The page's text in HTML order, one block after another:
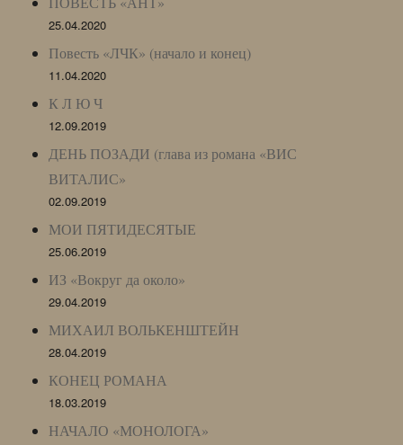
25.04.2020
Повесть «ЛЧК» (начало и конец)
11.04.2020
К Л Ю Ч
12.09.2019
ДЕНЬ ПОЗАДИ (глава из романа «ВИС
ВИТАЛИС»
02.09.2019
МОИ ПЯТИДЕСЯТЫЕ
25.06.2019
ИЗ «Вокруг да около»
29.04.2019
МИХАИЛ ВОЛЬКЕНШТЕЙН
28.04.2019
КОНЕЦ РОМАНА
18.03.2019
НАЧАЛО «МОНОЛОГА»